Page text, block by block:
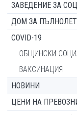
ЗАВЕДЕНИЕ ЗА
ДОМ ЗА
COVID-19
ОБЩИНСКИ
ВАКСИНАЦИЯ
НОВИНИ
ЦЕНИ НА